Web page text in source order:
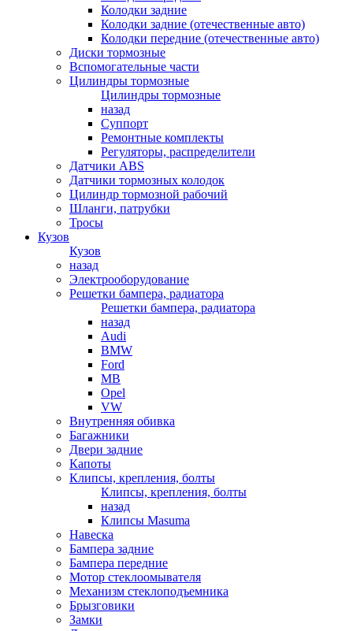
Колодки задние
Колодки задние (отечественные авто)
Колодки передние (отечественные авто)
Диски тормозные
Вспомогательные части
Цилиндры тормозные
Цилиндры тормозные
назад
Суппорт
Ремонтные комплекты
Регуляторы, распределители
Датчики ABS
Датчики тормозных колодок
Цилиндр тормозной рабочий
Шланги, патрубки
Тросы
Кузов
Кузов
назад
Электрооборудование
Решетки бампера, радиатора
Решетки бампера, радиатора
назад
Audi
BMW
Ford
MB
Opel
VW
Внутренняя обивка
Багажники
Двери задние
Капоты
Клипсы, крепления, болты
Клипсы, крепления, болты
назад
Клипсы Masuma
Навеска
Бампера задние
Бампера передние
Мотор стеклоомывателя
Механизм стеклоподъемника
Брызговики
Замки